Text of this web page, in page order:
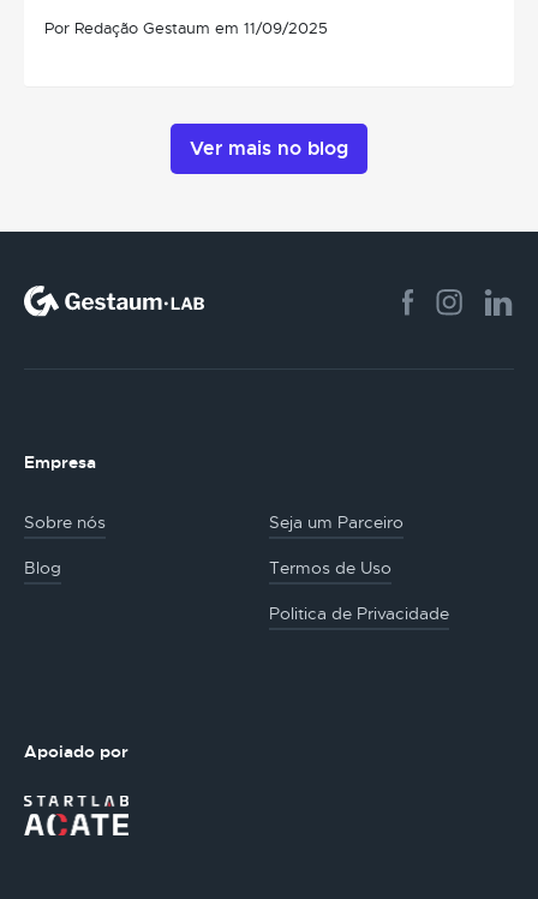
Por Redação Gestaum em 11/09/2025
Ver mais no blog
Empresa
Sobre nós Seja um Parceiro
Blog Termos de Uso
Politica de Privacidade
Apoiado por